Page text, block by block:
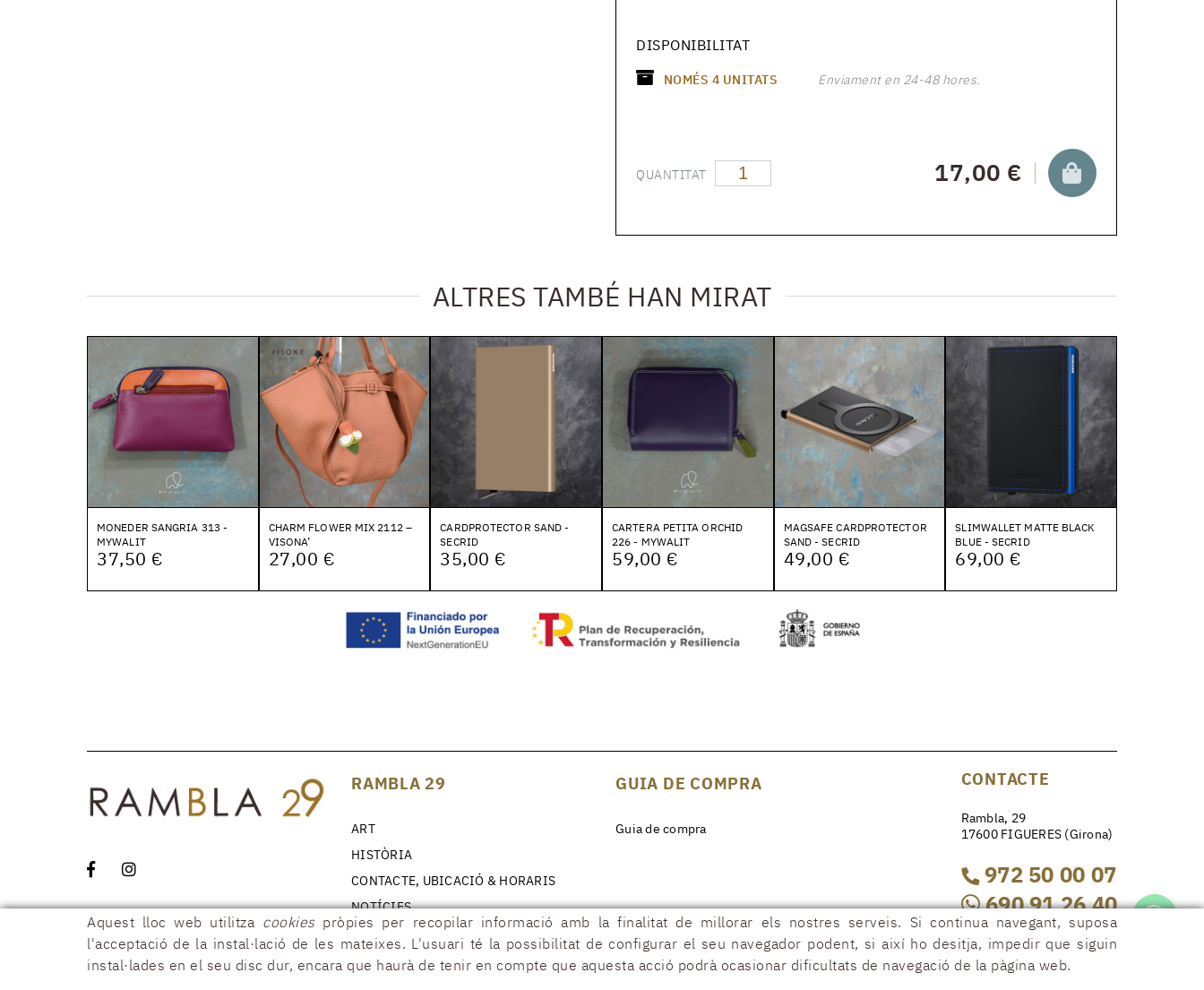
DISPONIBILITAT
NOMÉS 4 UNITATS Enviament en 24-48 hores.
QUANTITAT 17,00 €
ALTRES TAMBÉ HAN MIRAT
MONEDER SANGRIA 313 -
MYWALIT
37,50 €
CHARM FLOWER MIX 2112 –
VISONA’
27,00 €
CARDPROTECTOR SAND -
SECRID
35,00 €
CARTERA PETITA ORCHID
226 - MYWALIT
59,00 €
MAGSAFE CARDPROTECTOR
SAND - SECRID
49,00 €
SLIMWALLET MATTE BLACK
BLUE - SECRID
69,00 €
RAMBLA 29
ART
HISTÒRIA
CONTACTE, UBICACIÓ & HORARIS
NOTÍCIES
GUIA DE COMPRA
Guia de compra
CONTACTE
Rambla, 29
17600 FIGUERES (Girona)
972 50 00 07
690 91 26 40
rambla29@rambla29.com
Aquest lloc web utilitza cookies pròpies per recopilar informació amb la finalitat de millorar els nostres serveis. Si continua navegant, suposa
l'acceptació de la instal·lació de les mateixes. L'usuari té la possibilitat de configurar el seu navegador podent, si així ho desitja, impedir que siguin
instal·lades en el seu disc dur, encara que haurà de tenir en compte que aquesta acció podrà ocasionar dificultats de navegació de la pàgina web.